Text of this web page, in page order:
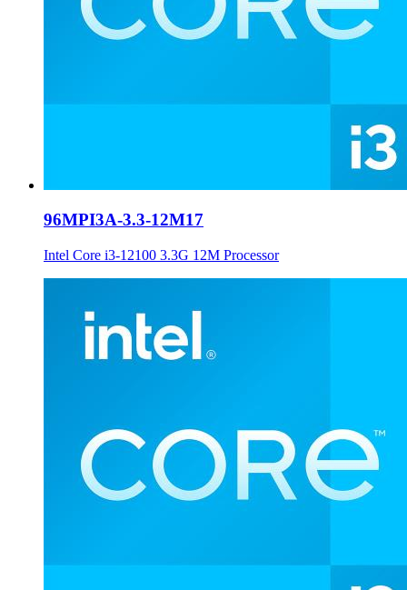
96MPI3A-3.3-12M17
Intel Core i3-12100 3.3G 12M Processor